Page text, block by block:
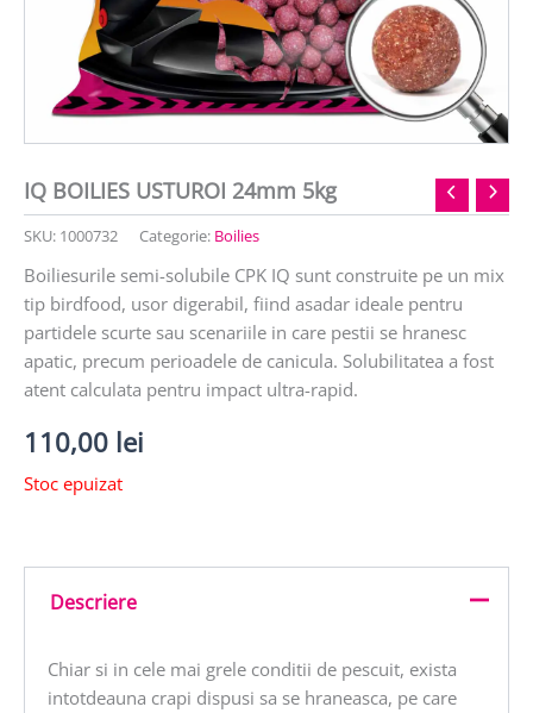
IQ BOILIES USTUROI 24mm 5kg
SKU: 1000732 Categorie: Boilies
Boiliesurile semi-solubile CPK IQ sunt construite pe un mix
tip birdfood, usor digerabil, fiind asadar ideale pentru
partidele scurte sau scenariile in care pestii se hranesc
apatic, precum perioadele de canicula. Solubilitatea a fost
atent calculata pentru impact ultra-rapid.
110,00 lei
Stoc epuizat
Descriere
Chiar si in cele mai grele conditii de pescuit, exista
intotdeauna crapi dispusi sa se hraneasca, pe care